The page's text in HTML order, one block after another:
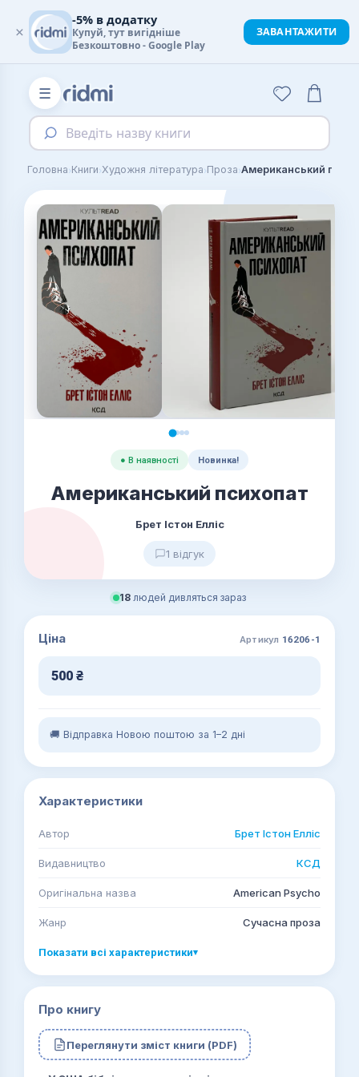
☰
Введіть назву книги
Головна›Книги›Художня література›Проза›Американський
● В наявності Новинка!
Американський психопат
Брет Істон Елліс
1 відгук
18 людей дивляться зараз
Ціна Артикул 16206-1
500 ₴
🚚 Відправка Новою поштою за 1–2 дні
Характеристики
Автор Брет Істон Елліс
Видавництво КСД
Оригінальна назва American Psycho
Жанр Сучасна проза
Показати всі характеристики▾
Про книгу
Переглянути зміст книги (PDF)
×
-5% в додатку
Купуй, тут вигідніше
Безкоштовно - Google Play
ЗАВАНТАЖИТИ